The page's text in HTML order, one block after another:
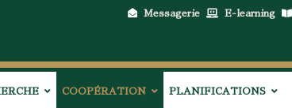
Messagerie E-learning
COOPÉRATION PLANIFICATIONS